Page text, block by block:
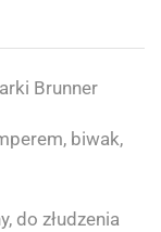
Brunner
biwak,
do złudzenia